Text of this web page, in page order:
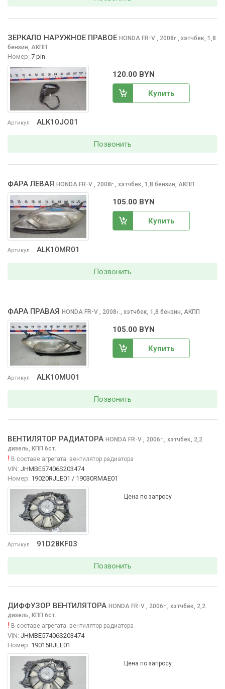
Артикул ALK10JO01
ЗЕРКАЛО НАРУЖНОЕ ПРАВОЕ HONDA FR-V , 2008г. хэтчбек, 1,8
бензин, АКПП
Номер: 7 pin
120.00 BYN
Купить
Позвонить
Артикул ALK10MR01
ФАРА ЛЕВАЯ HONDA FR-V , 2008г. хэтчбек, 1,8 бензин, АКПП
105.00 BYN
Купить
Позвонить
Артикул ALK10MU01
ФАРА ПРАВАЯ HONDA FR-V , 2008г. хэтчбек, 1,8 бензин, АКПП
105.00 BYN
Купить
Позвонить
Артикул 91D28KF03
ВЕНТИЛЯТОР РАДИАТОРА HONDA FR-V , 2006г., хэтчбек, 2,2
дизель, КПП 6ст.
! В составе агрегата: вентилятор радиатора
VIN: JHMBE57406S203474
Номер: 19020RJLE01 / 19030RMAE01
Цена по запросу
Позвонить
ДИФФУЗОР ВЕНТИЛЯТОРА HONDA FR-V , 2006г., хэтчбек, 2,2
дизель, КПП 6ст.
! В составе агрегата: вентилятор радиатора
VIN: JHMBE57406S203474
Номер: 19015RJLE01
Цена по запросу